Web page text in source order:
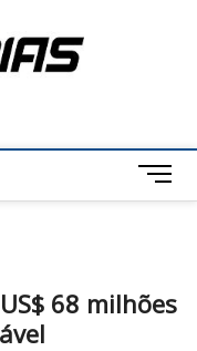
M
e
u
t
68 milhões